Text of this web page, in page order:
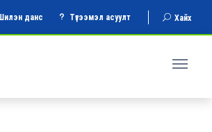
данс Түгээмэл асуулт Хайх